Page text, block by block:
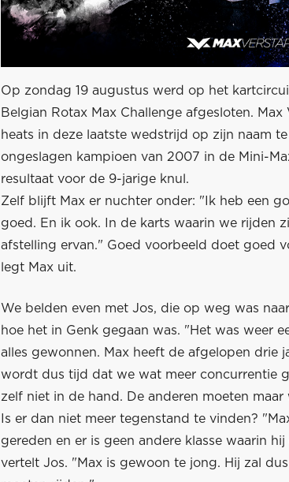
Op zondag 19 augustus werd op het
Belgian Rotax Max Challenge afgesloten.
heats in deze laatste wedstrijd op zijn naam
ongeslagen kampioen van 2007 in de Mini-
resultaat voor de 9-jarige knul.
Zelf blijft Max er nuchter onder: "Ik heb een
goed. En ik ook. In de karts waarin we rijden
afstelling ervan." Goed voorbeeld doet goed
legt Max uit.
We belden even met Jos, die op weg was
hoe het in Genk gegaan was. "Het was weer
alles gewonnen. Max heeft de afgelopen drie
wordt dus tijd dat we wat meer concurrentie
zelf niet in de hand. De anderen moeten maar
Is er dan niet meer tegenstand te vinden?
gereden en er is geen andere klasse waarin
vertelt Jos. "Max is gewoon te jong. Hij zal